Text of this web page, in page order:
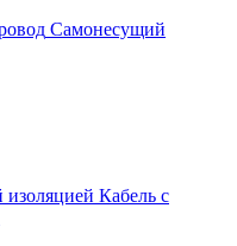
Самонесущий
Кабель с